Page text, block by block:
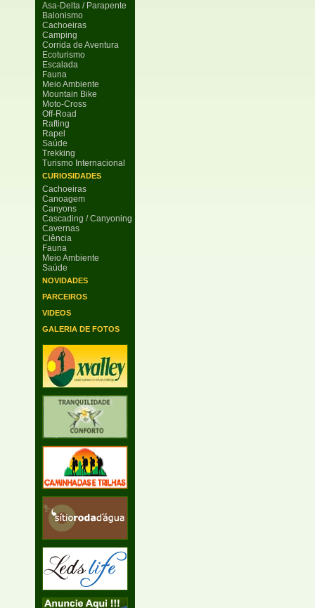
Asa-Delta / Parapente
Balonismo
Cachoeiras
Camping
Corrida de Aventura
Ecoturismo
Escalada
Fauna
Meio Ambiente
Mountain Bike
Moto-Cross
Off-Road
Rafting
Rapel
Saúde
Trekking
Turismo Internacional
CURIOSIDADES
Cachoeiras
Canoagem
Canyons
Cascading / Canyoning
Cavernas
Ciência
Fauna
Meio Ambiente
Saúde
NOVIDADES
PARCEIROS
VIDEOS
GALERIA DE FOTOS